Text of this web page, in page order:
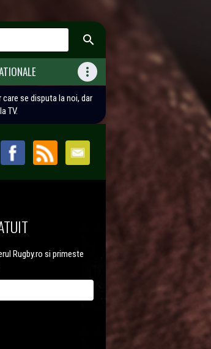


se disputa la noi, dar
TV.
Rugby.ro si primeste